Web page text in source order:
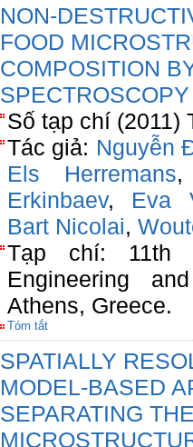
NON-
FOOD
COMPOSITION
SPECTROSCOPY
Số tạp chí (2011)
Tác giả: Nguyễn
Els Herremans
Erkinbaev, Eva
Bart Nicolai,
Tạp chí: 11th
Engineering
Athens, Greece.
Tóm tắt
SPATIALLY
MODEL-BASED
SEPARATING